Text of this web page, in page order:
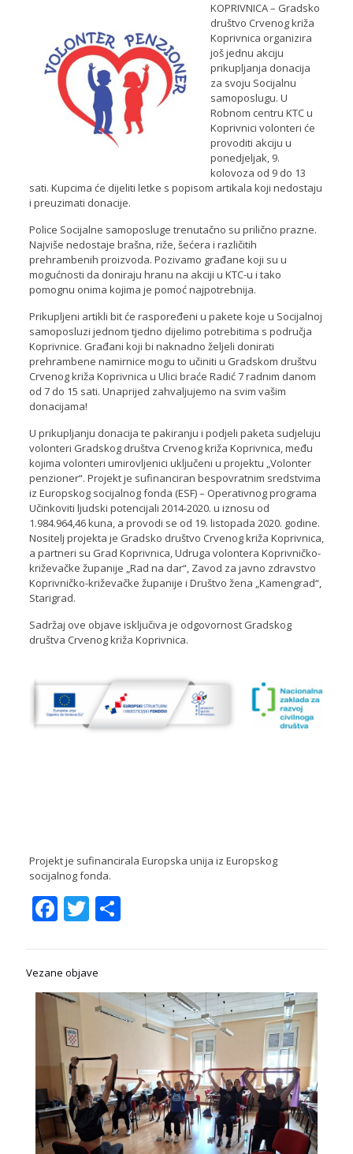
KOPRIVNICA – Gradsko
društvo Crvenog križa
Koprivnica organizira
još jednu akciju
prikupljanja donacija
za svoju Socijalnu
samoposlugu. U
Robnom centru KTC u
Koprivnici volonteri će
provoditi akciju u
ponedjeljak, 9.
kolovoza od 9 do 13
sati. Kupcima će dijeliti letke s popisom artikala koji nedostaju
i preuzimati donacije.
Police Socijalne samoposluge trenutačno su prilično prazne.
Najviše nedostaje brašna, riže, šećera i različitih
prehrambenih proizvoda. Pozivamo građane koji su u
mogućnosti da doniraju hranu na akciji u KTC-u i tako
pomognu onima kojima je pomoć najpotrebnija.
Prikupljeni artikli bit će raspoređeni u pakete koje u Socijalnoj
samoposluzi jednom tjedno dijelimo potrebitima s područja
Koprivnice. Građani koji bi naknadno željeli donirati
prehrambene namirnice mogu to učiniti u Gradskom društvu
Crvenog križa Koprivnica u Ulici braće Radić 7 radnim danom
od 7 do 15 sati. Unaprijed zahvaljujemo na svim vašim
donacijama!
U prikupljanju donacija te pakiranju i podjeli paketa sudjeluju
volonteri Gradskog društva Crvenog križa Koprivnica, među
kojima volonteri umirovljenici uključeni u projektu „Volonter
penzioner“. Projekt je sufinanciran bespovratnim sredstvima
iz Europskog socijalnog fonda (ESF) – Operativnog programa
Učinkoviti ljudski potencijali 2014-2020. u iznosu od
1.984.964,46 kuna, a provodi se od 19. listopada 2020. godine.
Nositelj projekta je Gradsko društvo Crvenog križa Koprivnica,
a partneri su Grad Koprivnica, Udruga volontera Koprivničko-
križevačke županije „Rad na dar“, Zavod za javno zdravstvo
Koprivničko-križevačke županije i Društvo žena „Kamengrad“,
Starigrad.
Sadržaj ove objave isključiva je odgovornost Gradskog
društva Crvenog križa Koprivnica.
Projekt je sufinancirala Europska unija iz Europskog
socijalnog fonda.
Facebook
Twitter
Share
Vezane objave